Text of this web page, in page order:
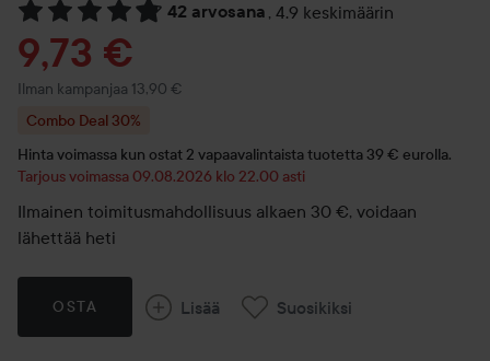
42 arvosana , 4.9 keskimäärin
Siirtyä jhk Arvosana & kommentit
Tarjoushinta
9,73 €
Ilman kampanjaa 13,90 €
Combo Deal 30%
Hinta voimassa kun ostat 2 vapaavalintaista tuotetta 39 € eurolla.
Tarjous voimassa 09.08.2026 klo 22.00 asti
Ilmainen toimitusmahdollisuus alkaen 30 €, voidaan
lähettää heti
OSTA Lisää Suosikiksi